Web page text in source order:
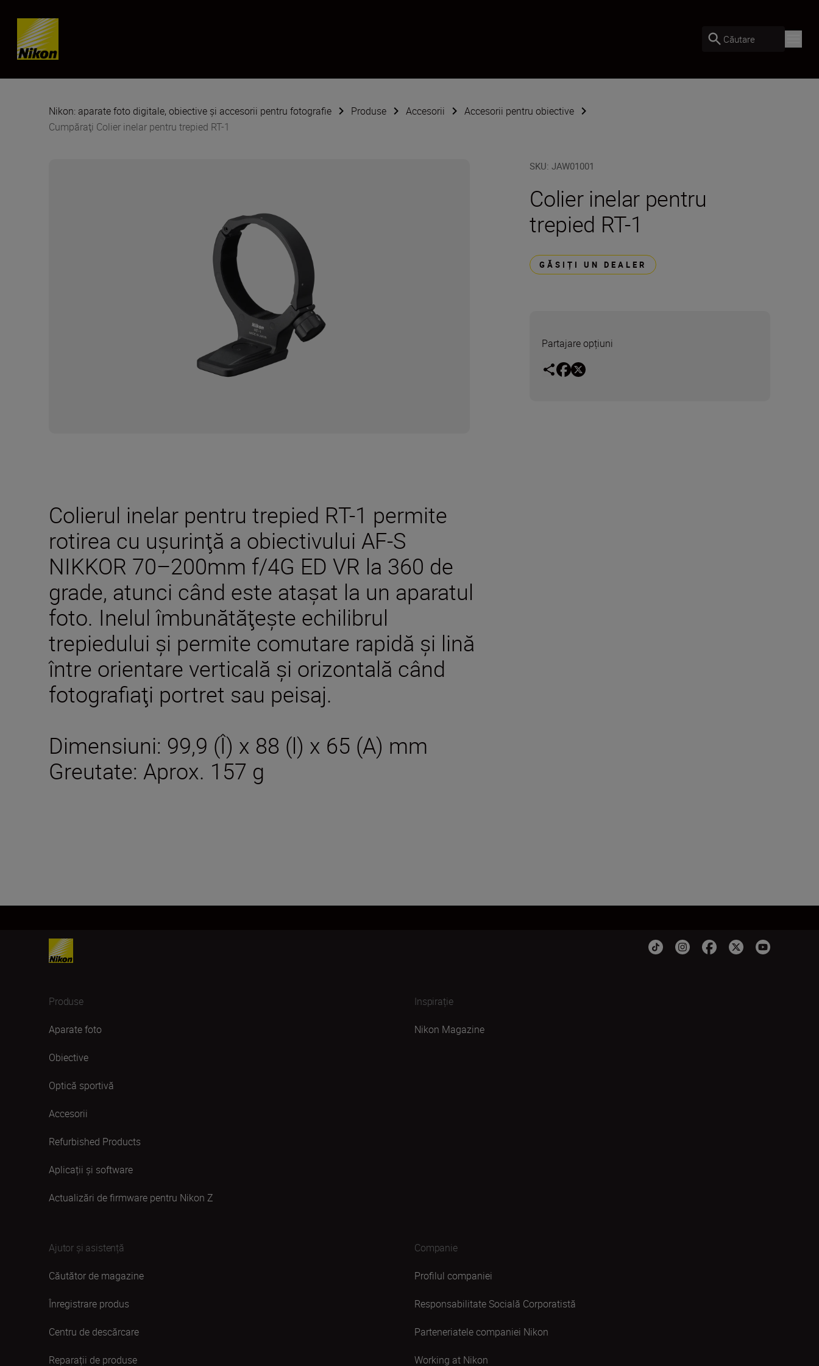
Skip content
Căutare
Nikon: aparate foto digitale, obiective și accesorii pentru fotografie Produse Accesorii
Accesorii pentru obiective
Cumpăraţi Colier inelar pentru trepied RT-1
SKU:JAW01001
Colier inelar pentru
trepied RT-1
GĂSIȚI UN DEALER
Partajare opțiuni
Colierul inelar pentru trepied RT-1 permite
rotirea cu uşurinţă a obiectivului AF-S
NIKKOR 70–200mm f/4G ED VR la 360 de
grade, atunci când este ataşat la un aparatul
foto. Inelul îmbunătăţeşte echilibrul
trepiedului şi permite comutare rapidă şi lină
între orientare verticală şi orizontală când
fotografiaţi portret sau peisaj.
Dimensiuni: 99,9 (Î) x 88 (l) x 65 (A) mm
Greutate: Aprox. 157 g
Produse
Aparate foto
Obiective
Optică sportivă
Accesorii
Refurbished Products
Aplicații și software
Actualizări de firmware pentru Nikon Z
Inspirație
Nikon Magazine
Ajutor și asistență
Căutător de magazine
Înregistrare produs
Centru de descărcare
Reparații de produse
Companie
Profilul companiei
Responsabilitate Socială Corporatistă
Parteneriatele companiei Nikon
Working at Nikon